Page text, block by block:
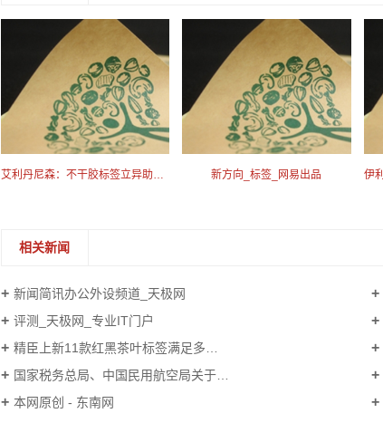
艾利丹尼森：不干胶标签立异助力包装循环收回 新方向_标签_网易出品
相关新闻
新闻简讯办公外设频道_天极网
评测_天极网_专业IT门户
精臣上新11款红黑茶叶标签满足多种自定义茶叶标签打印需求
国家税务总局、中国民用航空局关于印发《航空运输电子客票行程单管理办法（暂行）》的通知
本网原创 - 东南网